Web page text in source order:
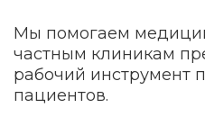
Мы помогаем
частным клиникам
рабочий инструмент
пациентов.